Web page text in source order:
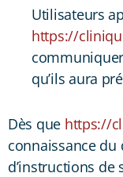
Utilisateurs
https://
qu’ils aura
Dès que https://
connaissance du
d’instructions de